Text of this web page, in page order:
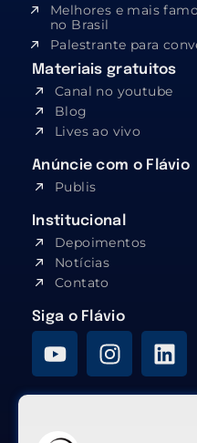
Melhores e mais
no Brasil
Palestrante para
Materiais gratuitos
Canal no youtube
Blog
Lives ao vivo
Anúncie com o Flávio
Publis
Institucional
Depoimentos
Notícias
Contato
Siga o Flávio